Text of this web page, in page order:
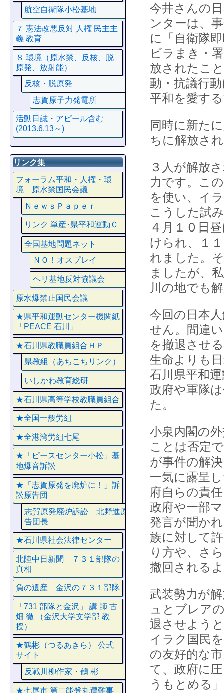
今井さんの
ンターは、
に「自衛隊
ビラまき・
放されたこ
動・抗議行
平和を愛す
同時に新た
ちに解放さ
３人が解放
力です。こ
を使い、イ
こうした試
４月１０日
けられ、１
れました。
ましたが、
川の地でも
今回の日本
せん。間違
を撤退させ
生命よりも
石川県平和
政府や軍隊
た。
小泉内閣の
ことは否定
が事件の解
一気に露呈
府自らの責
政府や一部
発言が聞か
族に対して
り方や、さ
撤回される
武装勢力が
ュとブレア
退させよう
イラク国民
の友好的な
て、政府に
うもとめる
航空自衛隊小松基地
７ 憲法改悪反対 人権 民主主
義 教育
８ 環境（原水禁、反核、脱
原発、放射能）
反核・脱原発
志賀原子力発電所
活動日誌・アピール含む
(2013.6.13～)
リンク集
フォーラム平和・人権・環
境 原水禁国民会議
ＮｅｗｓＰａｐｅｒ
リンク 単産･県平和運動Ｃ
全国基地問題ネット
ＮＯ！オスプレイ
ヘリ基地反対協議会
原水爆禁止国民会議
★県平和運動センター機関紙
「PEACE 石川」
★石川県教職員組合ＨＰ
県教組（あちこちリンク）
いしかわ教育総研
★石川県高等学校教職員組合
★全国一般労組
★全港湾労組七尾
★「ピースセンター小松」基
地爆音訴訟
★「志賀原発を廃炉に！」訴
訟原告団
志賀原発廃炉訴訟 北野進原
告団長
★石川県社会法律センター
北陸中日新聞 ７３１部隊の
真相
負の遺産 金沢の７３１部隊
「731 部隊と金沢」 講 師 古
畑 徹 （金沢大学文学部 教
授）
★鶴彬（つるあきら） 公式
サイト
反戦川柳作家・鶴 彬
★七尾市 第二能登丸遭難事